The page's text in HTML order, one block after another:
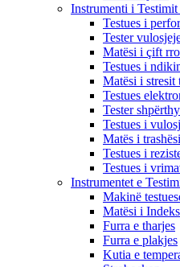
Instrumenti i
Testues i
Tester
Matësi i çift
Testues i
Matësi i
Testues
Tester
Testues i
Matës i
Testues i
Testues i
Instrumentet e
Makinë
Matësi i
Furra e tharjes
Furra e plakjes
Kutia e